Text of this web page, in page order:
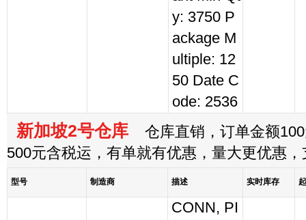
y: 3750 P
ackage M
ultiple: 12
50 Date C
ode: 2536
新加坡2号仓库 仓库直销，订单金额
500元含税运，有单就有优惠，量大更优惠
型号 制造商 描述 实时库存
CONN, PI